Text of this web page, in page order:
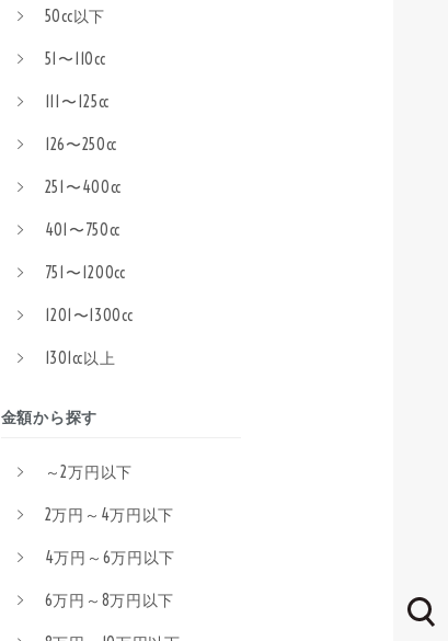
50cc以下
51〜110cc
111〜125cc
126〜250cc
251〜400cc
401〜750cc
751〜1200cc
1201〜1300cc
1301cc以上
金額から探す
～2万円以下
2万円～4万円以下
4万円～6万円以下
6万円～8万円以下